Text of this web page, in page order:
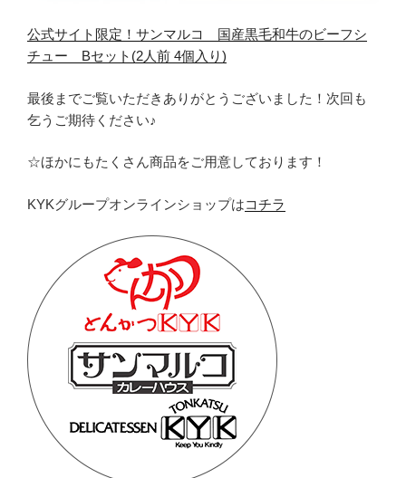
公式サイト限定！サンマルコ 国産黒毛和牛のビーフシ
チュー Bセット(2人前 4個入り)
最後までご覧いただきありがとうございました！次回も
乞うご期待ください♪
☆ほかにもたくさん商品をご用意しております！
KYKグループオンラインショップはコチラ